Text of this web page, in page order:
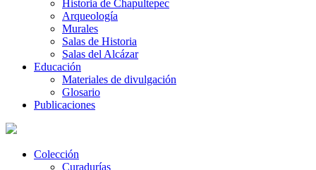
Historia de Chapultepec
Arqueología
Murales
Salas de Historia
Salas del Alcázar
Educación
Materiales de divulgación
Glosario
Publicaciones
Colección
Curadurías